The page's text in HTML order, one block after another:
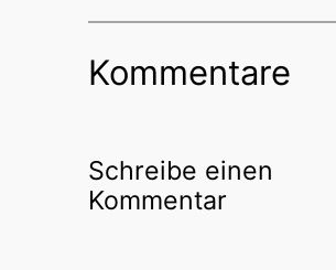
Kommentare
Schreibe einen
Kommentar